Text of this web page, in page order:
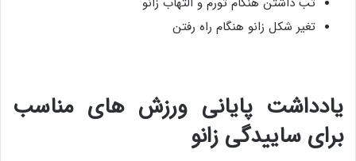
تغیر شکل زانو هنگام راه رفتن
یادداشت پایانی ورزش های مناسب
برای ساییدگی زانو